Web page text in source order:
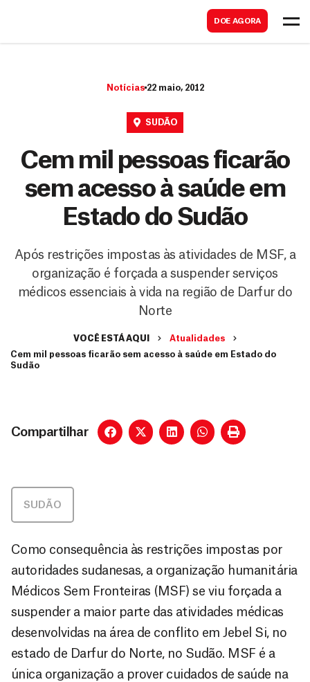
DOE AGORA
r
Notícias 22 maio, 2012
SUDÃO
Cem mil pessoas ficarão
sem acesso à saúde em
Estado do Sudão
Após restrições impostas às atividades de MSF, a
organização é forçada a suspender serviços
médicos essenciais à vida na região de Darfur do
Norte
VOCÊ ESTÁ AQUI
Atualidades
Cem mil pessoas ficarão sem acesso à saúde em Estado do
Sudão
Compartilhar
SUDÃO
Como consequência às restrições impostas por
autoridades sudanesas, a organização humanitária
Médicos Sem Fronteiras (MSF) se viu forçada a
suspender a maior parte das atividades médicas
desenvolvidas na área de conflito em Jebel Si, no
estado de Darfur do Norte, no Sudão. MSF é a
única organização a prover cuidados de saúde na
a
r